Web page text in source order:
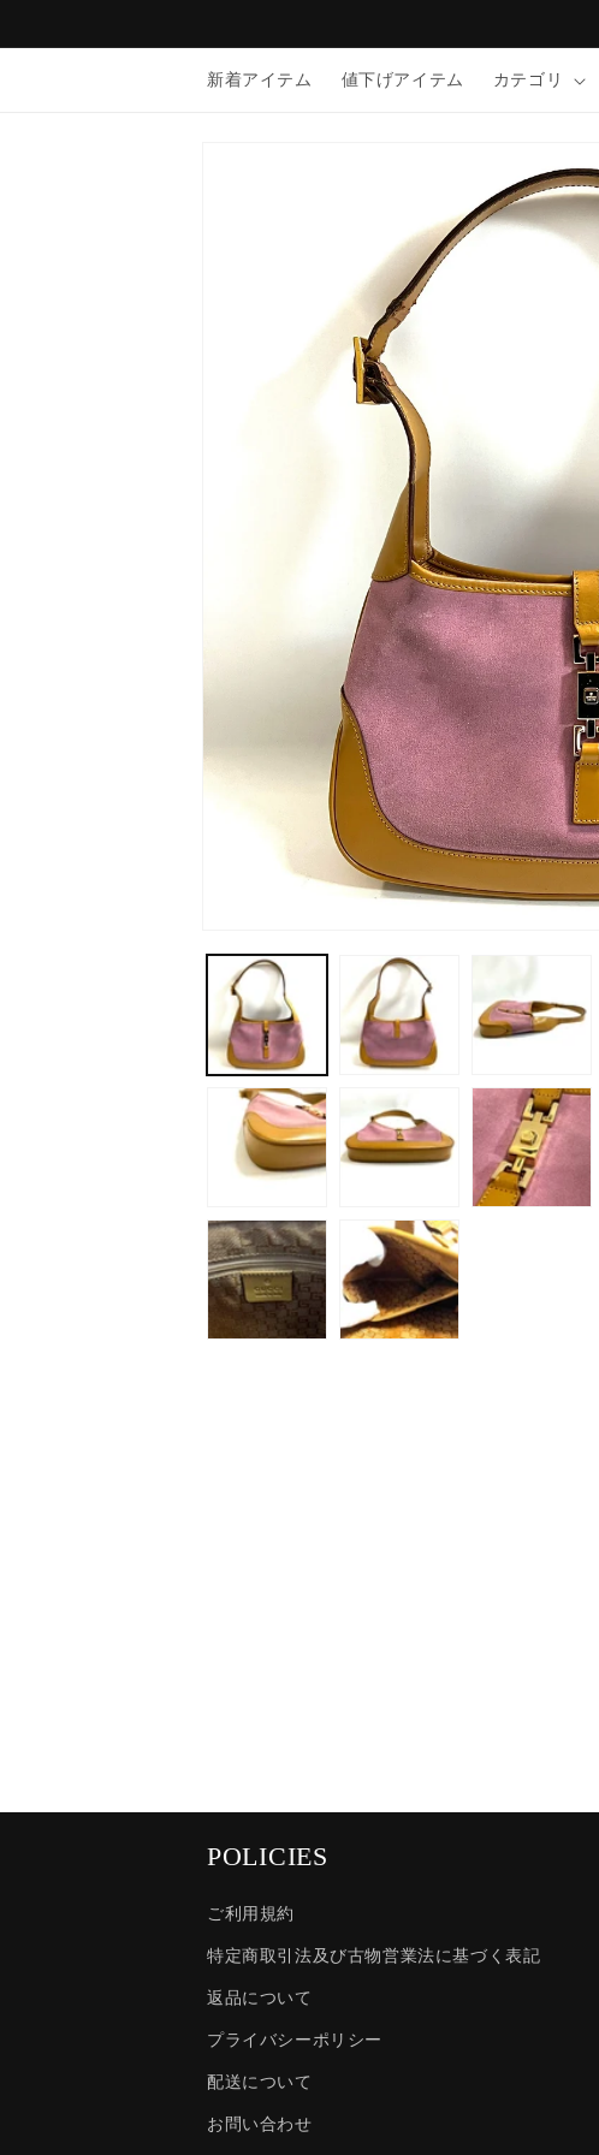
新着アイテム 値下げアイテム カテゴリ
ー
メ
デ
POLICIES
ご利用規約
特定商取引法及び古物営業法に基づく表記
返品について
プライバシーポリシー
配送について
お問い合わせ